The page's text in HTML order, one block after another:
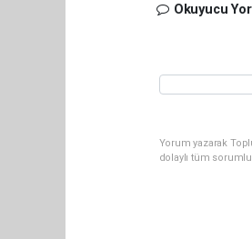
Okuyucu
Yorum yazarak
dolaylı tüm